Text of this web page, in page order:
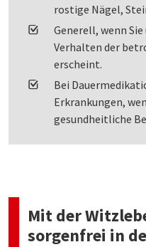
rostige Nägel,
Generell, wenn
Verhalten der
erscheint.
Bei
Erkrankungen,
gesundheitliche
Mit der
sorgenfrei in